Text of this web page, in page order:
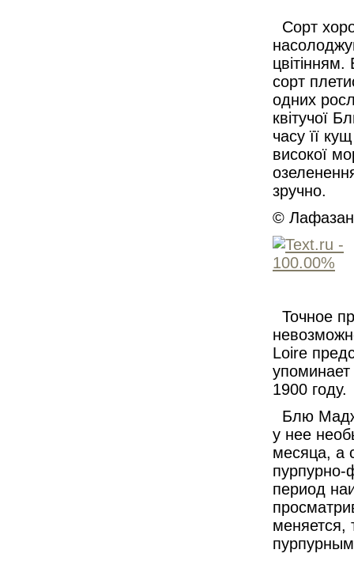
Сорт
сорт
одних
квітучої
часу її
високої
зручно.
©
Точное
Loire
1900 году.
Блю
у нее
месяца, а
пурпурно-
период
меняется,